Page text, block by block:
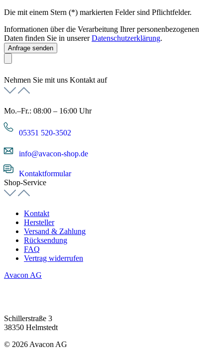
Die mit einem Stern (*) markierten Felder sind Pflichtfelder.
Informationen über die Verarbeitung Ihrer personenbezogenen
Daten finden Sie in unsererDatenschutzerklärung.
Anfrage senden
Nehmen Sie mit uns Kontakt auf
Mo.–Fr.: 08:00 – 16:00 Uhr
05351 520-3502
info@avacon-shop.de
Kontaktformular
Shop-Service
Kontakt
Hersteller
Versand & Zahlung
Rücksendung
FAQ
Vertrag widerrufen
Avacon AG
Schillerstraße 3
38350 Helmstedt
© 2026 Avacon AG